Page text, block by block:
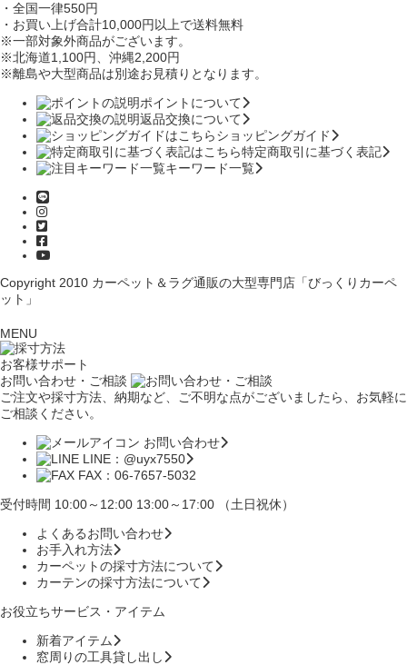
・全国一律550円
・お買い上げ合計10,000円 以上で送料無料
※一部対象外商品がございます。
※北海道1,100円、沖縄2,200円
※離島や大型商品は別途お見積りとなります。
ポイントについて
返品交換について
ショッピングガイド
特定商取引に基づく表記
キーワード一覧
Copyright 2010 カーペット＆ラグ通販の大型専門店「びっくりカーペ
ット」
MENU
お客様サポート
お問い合わせ・ご相談
ご注文や採寸方法、納期など、ご不明な点がございましたら、お気軽に
ご相談ください。
お問い合わせ
LINE：@uyx7550
FAX：06-7657-5032
受付時間 10:00～12:00 13:00～17:00 （土日祝休）
よくあるお問い合わせ
お手入れ方法
カーペットの採寸方法について
カーテンの採寸方法について
お役立ちサービス・アイテム
新着アイテム
窓周りの工具貸し出し